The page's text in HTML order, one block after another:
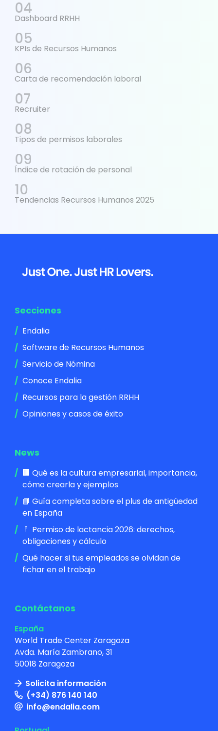
Dashboard RRHH
KPIs de Recursos Humanos
Carta de recomendación laboral
Recruiter
Tipos de permisos laborales
Índice de rotación de personal
Tendencias Recursos Humanos 2025
Footer
Secciones
Endalia
Software de Recursos Humanos
Servicio de Nómina
Conoce Endalia
Recursos para la gestión RRHH
Opiniones y casos de éxito
News
🏢 Qué es la cultura empresarial, importancia,
cómo crearla y ejemplos
📘 Guía completa sobre el plus de antigüedad
en España
🍼 Permiso de lactancia 2026: derechos,
obligaciones y cálculo
Qué hacer si tus empleados se olvidan de
fichar en el trabajo
Contáctanos
España
World Trade Center Zaragoza
Avda. María Zambrano, 31
50018 Zaragoza
Solicita información
(+34) 876 140 140
info@endalia.com